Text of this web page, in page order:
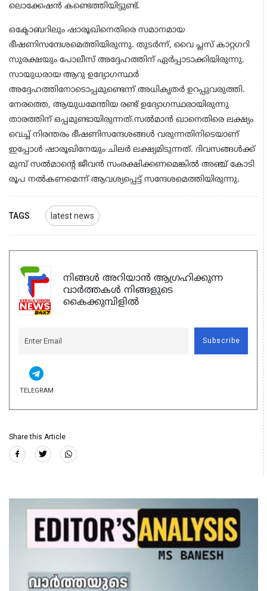
ലൊക്കേഷൻ കണ്ടെത്തിയിട്ടുണ്ട്.
ഒക്ടോബറിലും ഷാരൂഖിനെതിരെ സമാനമായ
ഭീഷണിസന്ദേശമെത്തിയിരുന്നു. തുടർന്ന്, വൈ പ്ലസ് കാറ്റ​ഗറി
സുരക്ഷയും പോലീസ് അദ്ദേഹത്തിന് ഏർപ്പാടാക്കിയിരുന്നു.
സായുധരായ ആറു ഉദ്യോ​ഗസ്ഥർ
അദ്ദേഹത്തിനോടൊപ്പമുണ്ടെന്ന് അധികൃതർ ഉറപ്പുവരുത്തി.
നേരത്തെ, ആയുധമേന്തിയ രണ്ട് ഉദ്യോ​ഗസ്ഥരായിരുന്നു
താരത്തിന് ഒപ്പമുണ്ടായിരുന്നത്.സൽമാൻ ഖാനെതിരെ ലക്ഷ്യം
വെച്ച് നിരന്തരം ഭീഷണിസന്ദേശങ്ങൾ വരുന്നതിനിടെയാണ്
ഇപ്പോൾ ഷാരൂഖിനേയും ചിലർ ലക്ഷ്യമിടുന്നത്. ദിവസങ്ങൾക്ക്
മുമ്പ് സൽമാന്റെ ജീവൻ സംരക്ഷിക്കണമെങ്കിൽ അഞ്ച് കോടി
രൂപ നല്‍കണമെന്ന് ആവശ്യപ്പെട്ട് സന്ദേശമെത്തിയിരുന്നു.
TAGS latest news
നിങ്ങൾ അറിയാൻ ആഗ്രഹിക്കുന്ന
വാർത്തകൾ നിങ്ങളുടെ
കൈക്കുമ്പിളിൽ
Subscribe
TELEGRAM
Share this Article